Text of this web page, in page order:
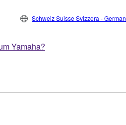
Yamaha?
Schweiz Suisse Svizzera - German